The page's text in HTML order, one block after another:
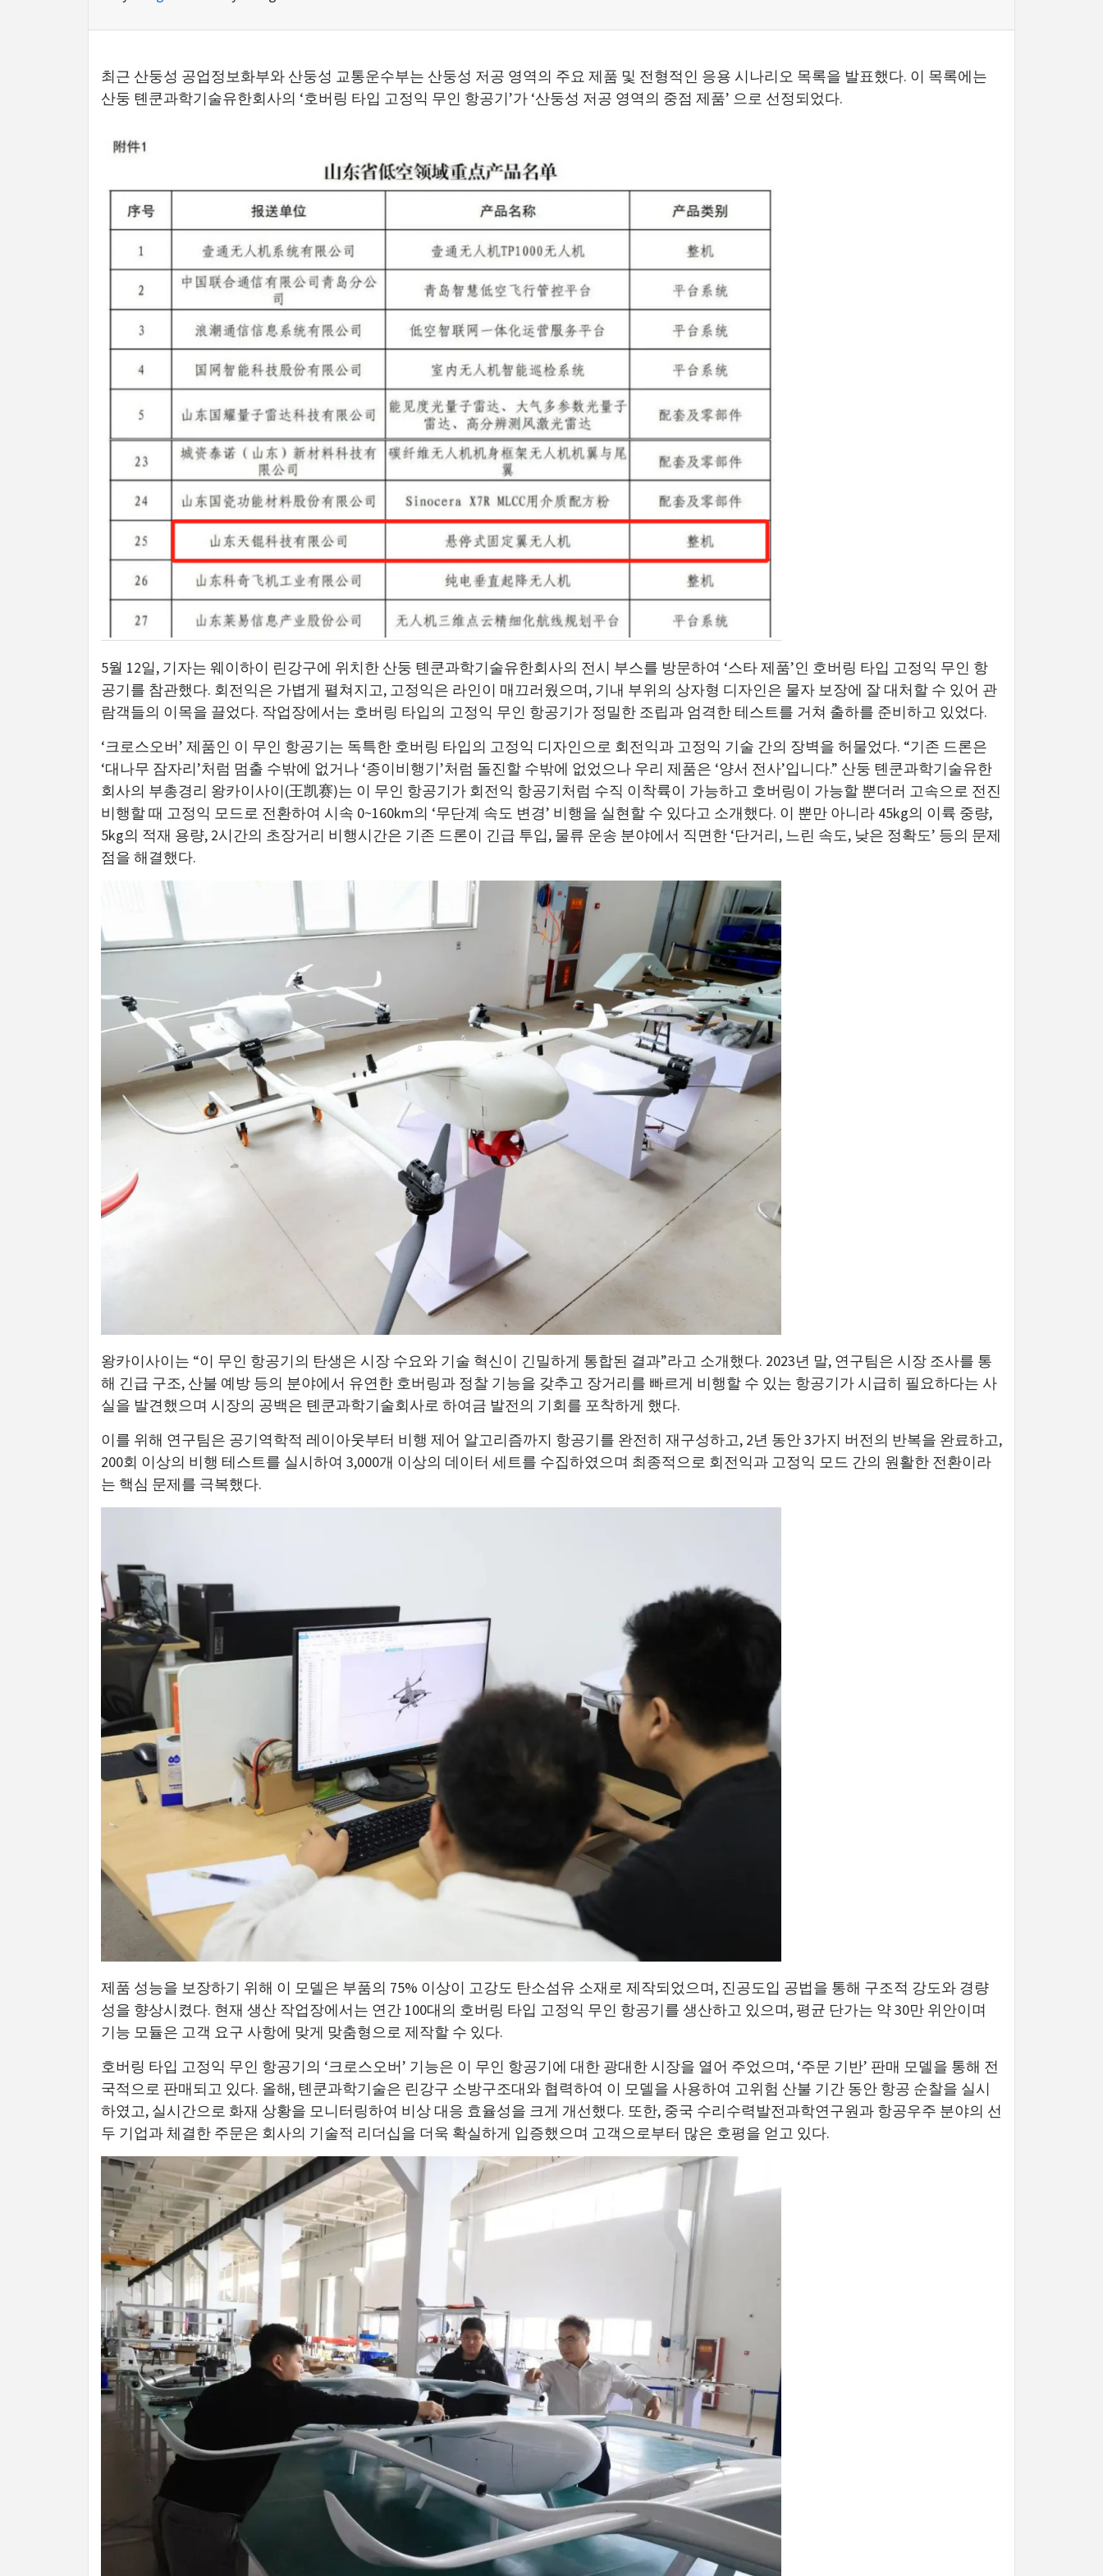
최근 산둥성 공업정보화부와 산둥성 교통운수부는 산둥성 저공 영역의 주요 제품 및 전형적인 응용 시나리오 목록을 발표했다. 이 목록에는
산둥 톈쿤과학기술유한회사의 ‘호버링 타입 고정익 무인 항공기’가 ‘산둥성 저공 영역의 중점 제품’ 으로 선정되었다.
5월 12일, 기자는 웨이하이 린강구에 위치한 산둥 톈쿤과학기술유한회사의 전시 부스를 방문하여 ‘스타 제품’인 호버링 타입 고정익 무인 항
공기를 참관했다. 회전익은 가볍게 펼쳐지고, 고정익은 라인이 매끄러웠으며, 기내 부위의 상자형 디자인은 물자 보장에 잘 대처할 수 있어 관
람객들의 이목을 끌었다. 작업장에서는 호버링 타입의 고정익 무인 항공기가 정밀한 조립과 엄격한 테스트를 거쳐 출하를 준비하고 있었다.
‘크로스오버’ 제품인 이 무인 항공기는 독특한 호버링 타입의 고정익 디자인으로 회전익과 고정익 기술 간의 장벽을 허물었다. “기존 드론은
‘대나무 잠자리’처럼 멈출 수밖에 없거나 ‘종이비행기’처럼 돌진할 수밖에 없었으나 우리 제품은 ‘양서 전사’입니다.” 산둥 톈쿤과학기술유한
회사의 부총경리 왕카이사이(王凯赛)는 이 무인 항공기가 회전익 항공기처럼 수직 이착륙이 가능하고 호버링이 가능할 뿐더러 고속으로 전진
비행할 때 고정익 모드로 전환하여 시속 0~160km의 ‘무단계 속도 변경’ 비행을 실현할 수 있다고 소개했다. 이 뿐만 아니라 45kg의 이륙 중량,
5kg의 적재 용량, 2시간의 초장거리 비행시간은 기존 드론이 긴급 투입, 물류 운송 분야에서 직면한 ‘단거리, 느린 속도, 낮은 정확도’ 등의 문제
점을 해결했다.
왕카이사이는 “이 무인 항공기의 탄생은 시장 수요와 기술 혁신이 긴밀하게 통합된 결과”라고 소개했다. 2023년 말, 연구팀은 시장 조사를 통
해 긴급 구조, 산불 예방 등의 분야에서 유연한 호버링과 정찰 기능을 갖추고 장거리를 빠르게 비행할 수 있는 항공기가 시급히 필요하다는 사
실을 발견했으며 시장의 공백은 톈쿤과학기술회사로 하여금 발전의 기회를 포착하게 했다.
이를 위해 연구팀은 공기역학적 레이아웃부터 비행 제어 알고리즘까지 항공기를 완전히 재구성하고, 2년 동안 3가지 버전의 반복을 완료하고,
200회 이상의 비행 테스트를 실시하여 3,000개 이상의 데이터 세트를 수집하였으며 최종적으로 회전익과 고정익 모드 간의 원활한 전환이라
는 핵심 문제를 극복했다.
제품 성능을 보장하기 위해 이 모델은 부품의 75% 이상이 고강도 탄소섬유 소재로 제작되었으며, 진공도입 공법을 통해 구조적 강도와 경량
성을 향상시켰다. 현재 생산 작업장에서는 연간 100대의 호버링 타입 고정익 무인 항공기를 생산하고 있으며, 평균 단가는 약 30만 위안이며
기능 모듈은 고객 요구 사항에 맞게 맞춤형으로 제작할 수 있다.
호버링 타입 고정익 무인 항공기의 ‘크로스오버’ 기능은 이 무인 항공기에 대한 광대한 시장을 열어 주었으며, ‘주문 기반’ 판매 모델을 통해 전
국적으로 판매되고 있다. 올해, 톈쿤과학기술은 린강구 소방구조대와 협력하여 이 모델을 사용하여 고위험 산불 기간 동안 항공 순찰을 실시
하였고, 실시간으로 화재 상황을 모니터링하여 비상 대응 효율성을 크게 개선했다. 또한, 중국 수리수력발전과학연구원과 항공우주 분야의 선
두 기업과 체결한 주문은 회사의 기술적 리더십을 더욱 확실하게 입증했으며 고객으로부터 많은 호평을 얻고 있다.